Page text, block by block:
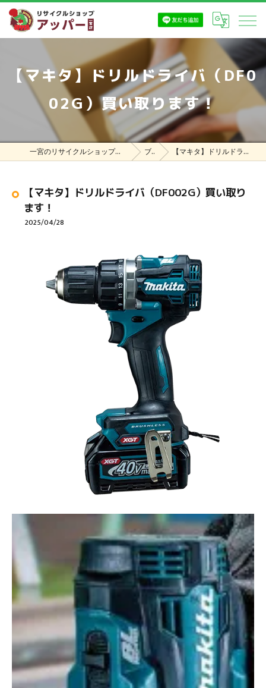
【マキタ】ドリルドライバ（DF0
02G）買い取ります！
一宮のリサイクルショップはリサイクルショップ アッパー一宮店 ブログ 【マキタ】ドリルドライバ（DF002G）買い取ります！
【マキタ】ドリルドライバ（DF002G）買い取り
ます！
2025/04/28